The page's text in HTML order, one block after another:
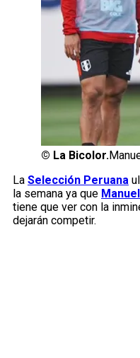
© La Bicolor.
La Selección Peruana
la semana ya que
tiene que ver con la
dejarán competir.